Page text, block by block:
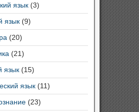
язык (3)
язык (9)
(20)
(21)
язык (15)
язык (11)
(23)